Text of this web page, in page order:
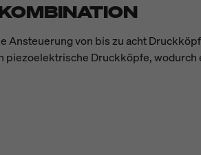
von bis zu acht
piezoelektrische Druckköpfe, wodurch